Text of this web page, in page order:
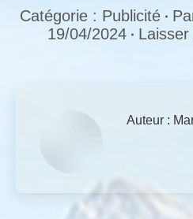
Catégorie : Publicité
19/04/2024
Auteur :